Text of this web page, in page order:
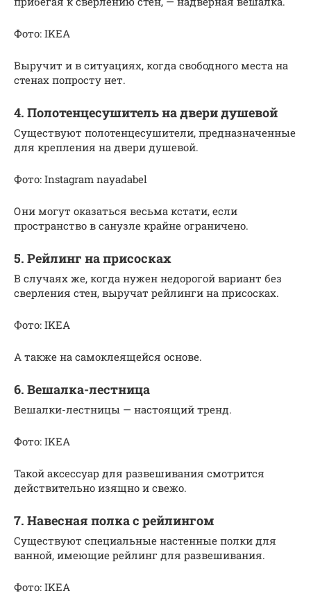
Фото: IKEA
Выручит и в ситуациях, когда свободного места на
стенах попросту нет.
4. Полотенцесушитель на двери душевой
Существуют полотенцесушители, предназначенные
для крепления на двери душевой.
Фото: Instagram nayadabel
Они могут оказаться весьма кстати, если
пространство в санузле крайне ограничено.
5. Рейлинг на присосках
В случаях же, когда нужен недорогой вариант без
сверления стен, выручат рейлинги на присосках.
Фото: IKEA
А также на самоклеящейся основе.
6. Вешалка-лестница
Вешалки-лестницы — настоящий тренд.
Фото: IKEA
Такой аксессуар для развешивания смотрится
действительно изящно и свежо.
7. Навесная полка с рейлингом
Существуют специальные настенные полки для
ванной, имеющие рейлинг для развешивания.
Фото: IKEA